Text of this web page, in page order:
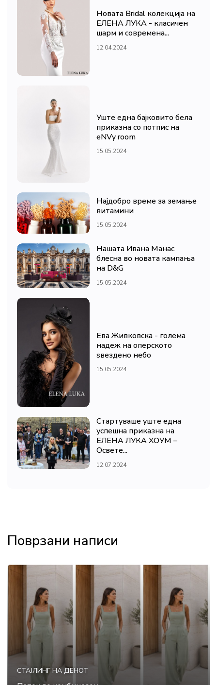
Новата Bridal колекција на
ЕЛЕНА ЛУКА - класичен
шарм и современа...
12.04.2024
Уште една бајковито бела
приказна со потпис на
eNVy room
15.05.2024
Најдобро време за земање
витамини
15.05.2024
Нашата Ивана Манас
блесна во новата кампања
на D&G
15.05.2024
Ева Живковска - голема
надеж на оперското
ѕвездено небо
15.05.2024
Стартуваше уште една
успешна приказна на
ЕЛЕНА ЛУКА ХОУМ –
Освете...
12.07.2024
Поврзани написи
СТАЈЛИНГ НА ДЕНОТ